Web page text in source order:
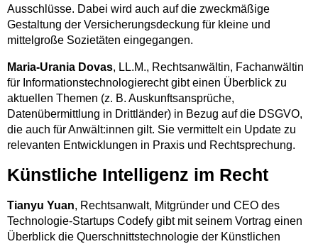
Ausschlüsse. Dabei wird auch auf die zweckmäßige
Gestaltung der Versicherungsdeckung für kleine und
mittelgroße Sozietäten eingegangen.
Maria-Urania Dovas, LL.M., Rechtsanwältin, Fachanwältin
für Informationstechnologierecht gibt einen Überblick zu
aktuellen Themen (z. B. Auskunftsansprüche,
Datenübermittlung in Drittländer) in Bezug auf die DSGVO,
die auch für Anwält:innen gilt. Sie vermittelt ein Update zu
relevanten Entwicklungen in Praxis und Rechtsprechung.
Künstliche Intelligenz im Recht
Tianyu Yuan, Rechtsanwalt, Mitgründer und CEO des
Technologie-Startups Codefy gibt mit seinem Vortrag einen
Überblick die Querschnittstechnologie der Künstlichen